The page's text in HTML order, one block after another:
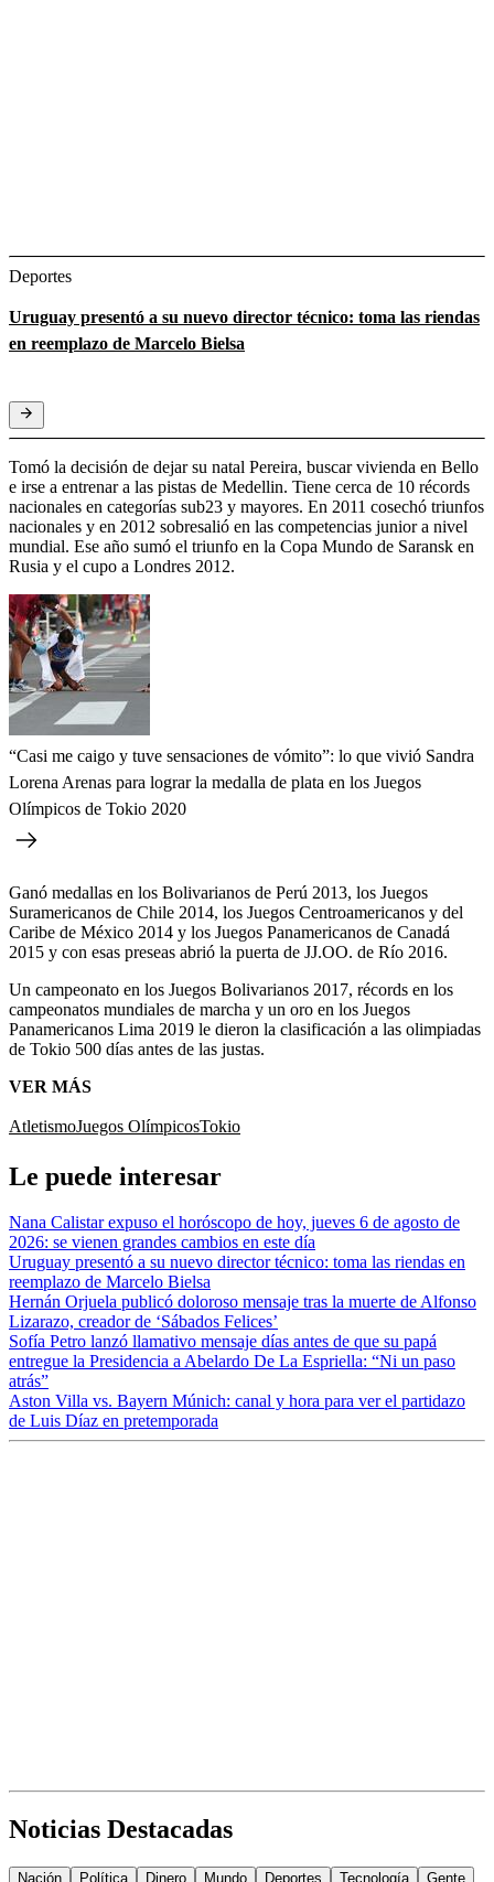
Deportes
Uruguay presentó a su nuevo director técnico: toma las riendas
en reemplazo de Marcelo Bielsa
Tomó la decisión de dejar su natal Pereira, buscar vivienda en Bello
e irse a entrenar a las pistas de Medellin. Tiene cerca de 10 récords
nacionales en categorías sub23 y mayores. En 2011 cosechó triunfos
nacionales y en 2012 sobresalió en las competencias junior a nivel
mundial. Ese año sumó el triunfo en la Copa Mundo de Saransk en
Rusia y el cupo a Londres 2012.
“Casi me caigo y tuve sensaciones de vómito”: lo que vivió Sandra
Lorena Arenas para lograr la medalla de plata en los Juegos
Olímpicos de Tokio 2020
Ganó medallas en los Bolivarianos de Perú 2013, los Juegos
Suramericanos de Chile 2014, los Juegos Centroamericanos y del
Caribe de México 2014 y los Juegos Panamericanos de Canadá
2015 y con esas preseas abrió la puerta de JJ.OO. de Río 2016.
Un campeonato en los Juegos Bolivarianos 2017, récords en los
campeonatos mundiales de marcha y un oro en los Juegos
Panamericanos Lima 2019 le dieron la clasificación a las olimpiadas
de Tokio 500 días antes de las justas.
VER MÁS
AtletismoJuegos OlímpicosTokio
Le puede interesar
Nana Calistar expuso el horóscopo de hoy, jueves 6 de agosto de
2026: se vienen grandes cambios en este día
Uruguay presentó a su nuevo director técnico: toma las riendas en
reemplazo de Marcelo Bielsa
Hernán Orjuela publicó doloroso mensaje tras la muerte de Alfonso
Lizarazo, creador de ‘Sábados Felices’
Sofía Petro lanzó llamativo mensaje días antes de que su papá
entregue la Presidencia a Abelardo De La Espriella: “Ni un paso
atrás”
Aston Villa vs. Bayern Múnich: canal y hora para ver el partidazo
de Luis Díaz en pretemporada
Noticias Destacadas
Nación Política Dinero Mundo Deportes Tecnología Gente